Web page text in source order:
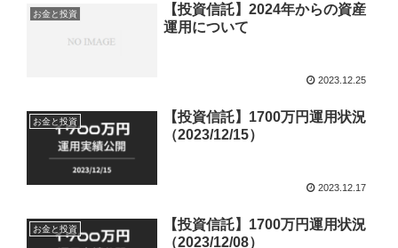
お金と投資
【投資信託】2024年からの資産
運用について
2023.12.25
お金と投資
【投資信託】1700万円運用状況
（2023/12/15）
2023.12.17
お金と投資
【投資信託】1700万円運用状況
（2023/12/08）